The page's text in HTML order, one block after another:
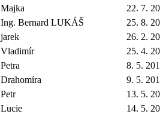
Majka
22. 7.
Ing. Bernard LUKÁŠ
25. 8.
jarek
26. 2.
Vladimír
25. 4.
Petra
8. 5.
Drahomíra
9. 5.
Petr
13. 5.
Lucie
14. 5.